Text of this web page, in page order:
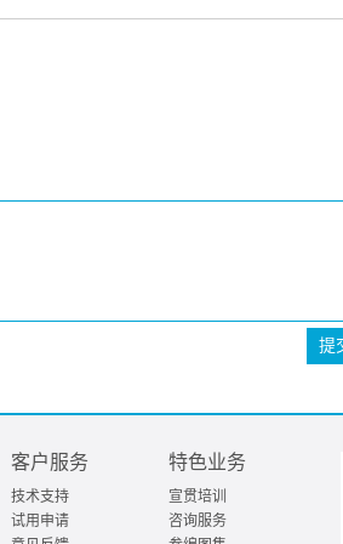
提
客户服务
技术支持
试用申请
特色业务
宣贯培训
咨询服务